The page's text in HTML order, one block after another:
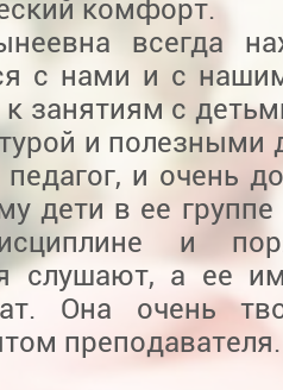
комфорт.
всегда
с нами и с
к занятиям с
и полезными
и очень
дети в ее
и
слушают, а ее
Она очень
преподавателя.